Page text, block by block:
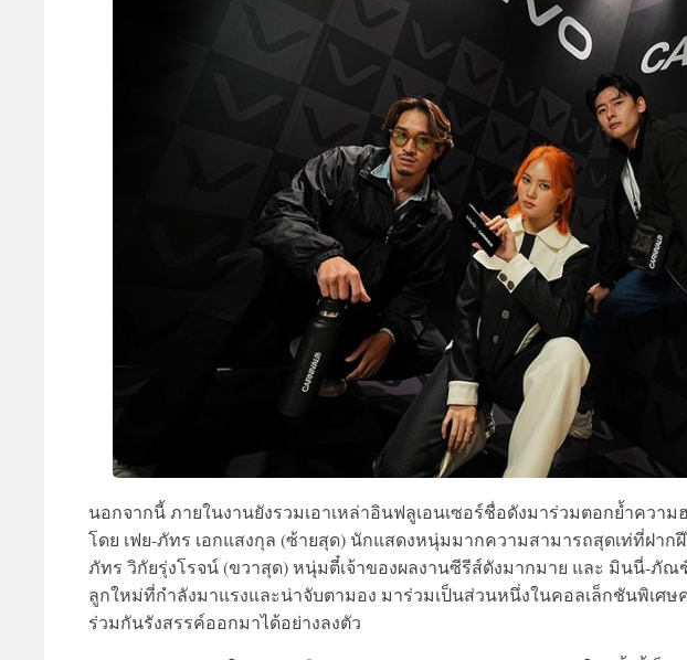
นอกจากนี้ ภายในงานยังรวมเอาเหล่าอินฟลูเอนเซอร์ชื่อดังมาร่วมตอกย้ำความ
โดย เฟย-ภัทร เอกแสงกุล (ซ้ายสุด) นักแสดงหนุ่มมากความสามารถสุดเท่ที่ฝา
ภัทร วิกัยรุ่งโรจน์ (ขวาสุด) หนุ่มตี๋เจ้าของผลงานซีรีส์ดังมากมาย และ มินนี่-ภั
ลูกใหม่ที่กำลังมาแรงและน่าจับตามอง มาร่วมเป็นส่วนหนึ่งในคอลเล็กชันพิเศ
ร่วมกันรังสรรค์ออกมาได้อย่างลงตัว